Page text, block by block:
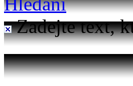
Zadejte text,